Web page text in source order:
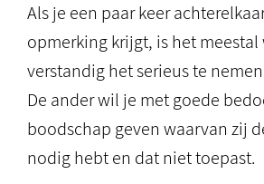
Als je een paar keer
opmerking krijgt, is het meestal
verstandig het serieus te
De ander wil je met goede
boodschap geven waarvan zij
nodig hebt en dat niet toepast.